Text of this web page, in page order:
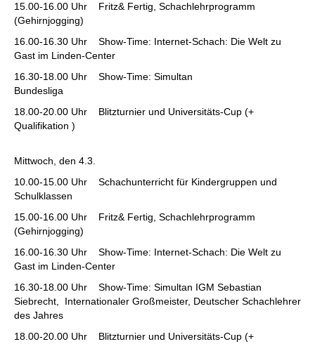
15.00-16.00 Uhr Fritz& Fertig, Schachlehrprogramm
(Gehirnjogging)
16.00-16.30 Uhr Show-Time: Internet-Schach: Die Welt zu
Gast im Linden-Center
16.30-18.00 Uhr Show-Time: Simultan
Bundesliga
18.00-20.00 Uhr Blitzturnier und Universitäts-Cup (+
Qualifikation )
Mittwoch, den 4.3.
10.00-15.00 Uhr Schachunterricht für Kindergruppen und
Schulklassen
15.00-16.00 Uhr Fritz& Fertig, Schachlehrprogramm
(Gehirnjogging)
16.00-16.30 Uhr Show-Time: Internet-Schach: Die Welt zu
Gast im Linden-Center
16.30-18.00 Uhr Show-Time: Simultan IGM Sebastian
Siebrecht, Internationaler Großmeister, Deutscher Schachlehrer
des Jahres
18.00-20.00 Uhr Blitzturnier und Universitäts-Cup (+